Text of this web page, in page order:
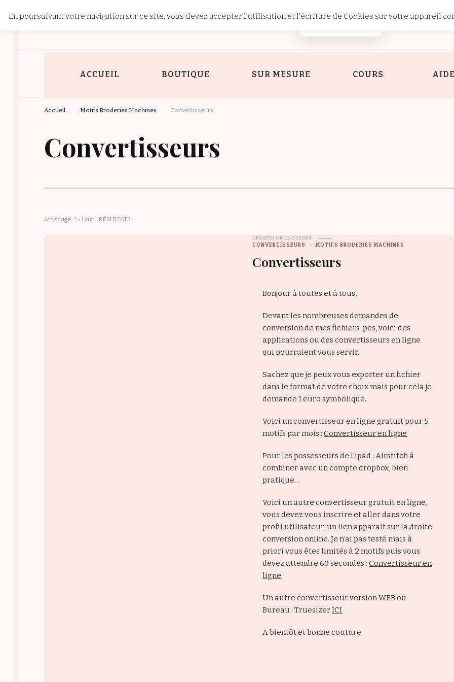
Patchwork Passion
ACCUEIL BOUTIQUE SUR MESURE COURS AIDE
Accueil Motifs Broderies Machines Convertisseurs
Convertisseurs
Affichage : 1 - 1 sur 1 RÉSULTATS
UPDATED ON13/01/2023
CONVERTISSEURS
MOTIFS BRODERIES MACHINES
Convertisseurs
Bonjour à toutes et à tous,
Devant les nombreuses demandes de
conversion de mes fichiers .pes, voici des
applications ou des convertisseurs en ligne
qui pourraient vous servir.
Sachez que je peux vous exporter un fichier
dans le format de votre choix mais pour cela je
demande 1 euro symbolique.
Voici un convertisseur en ligne gratuit pour 5
motifs par mois :Convertisseur en ligne
Pour les possesseurs de l’ipad :Airstitchà
combiner avec un compte dropbox, bien
pratique…
Voici un autre convertisseur gratuit en ligne,
vous devez vous inscrire et aller dans votre
profil utilisateur, un lien apparait sur la droite
conversion online. Je n’ai pas testé mais à
priori vous êtes limités à 2 motifs puis vous
devez attendre 60 secondes :Convertisseur en
ligne
Un autre convertisseur version WEB ou
Bureau : TruesizerICI
A bientôt et bonne couture
En poursuivant votre navigation sur ce site, vous devez accepter l’utilisation et l'écriture de Cookies sur votre appareil